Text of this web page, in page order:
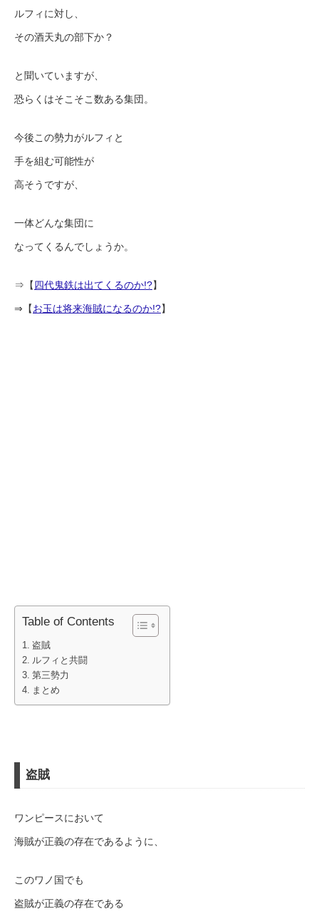
ルフィに対し、
その酒天丸の部下か？
と聞いていますが、
恐らくはそこそこ数ある集団。
今後この勢力がルフィと
手を組む可能性が
高そうですが、
一体どんな集団に
なってくるんでしょうか。
⇒【四代鬼鉄は出てくるのか!?】
⇒【お玉は将来海賊になるのか!?】
Table of Contents
盗賊
ルフィと共闘
第三勢力
まとめ
盗賊
ワンピースにおいて
海賊が正義の存在であるように、
このワノ国でも
盗賊が正義の存在である